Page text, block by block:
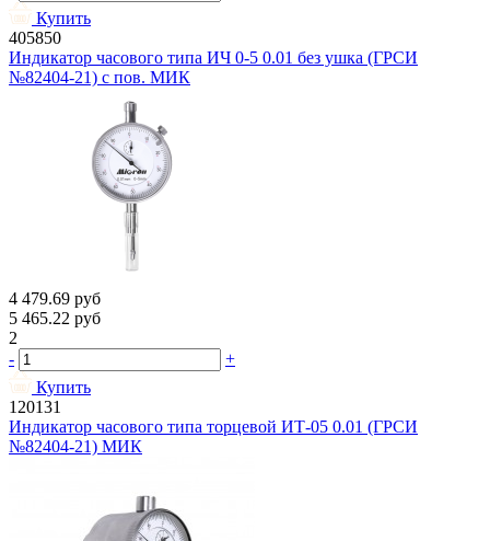
Купить
405850
Индикатор часового типа ИЧ 0-5 0.01 без ушка (ГРСИ
№82404-21) с пов. МИК
4 479.69 руб
5 465.22 руб
2
-
+
Купить
120131
Индикатор часового типа торцевой ИТ-05 0.01 (ГРСИ
№82404-21) МИК